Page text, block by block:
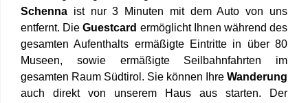
Schenna ist nur 3 Minuten mit dem Auto von uns
entfernt. DieGuestcard ermöglicht Ihnen während des
gesamten Aufenthalts ermäßigte Eintritte in über 80
Museen, sowie ermäßigte Seilbahnfahrten im
gesamten Raum Südtirol. Sie können Ihre Wanderung
auch direkt von unserem Haus aus starten. Der